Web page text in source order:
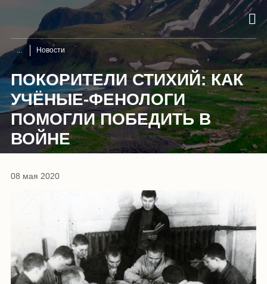
Новости
ПОКОРИТЕЛИ СТИХИЙ: КАК
УЧЁНЫЕ-ФЕНОЛОГИ
ПОМОГЛИ ПОБЕДИТЬ В
ВОЙНЕ
08 мая 2020